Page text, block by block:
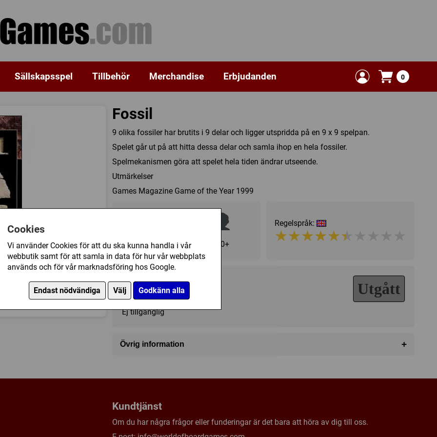
Cookies
Vi använder Cookies för att du ska kunna handla i vår
webbutik samt för att samla in data för hur vår webbplats
används och för vår marknadsföring hos Google.
Endast nödvändiga Välj Godkänn alla
Sällskapsspel Tillbehör Merchandise Erbjudanden 0
Fossil
9 olika fossiler har brutits i 9 delar och ligger utspridda på en 9 x 9 spelpan.
Spelet går ut på att hitta dessa delar och samla ihop en hela fossiler.
Spelmekanismen göra att spelet hela tiden ändrar utseende.
Utmärkelser
Games Magazine Game of the Year 1999
2 - 6 30 - 60 (min) 10+
Regelspråk:
★★★★★★★★★★
★★★★★★★★★★
99 kr Utgått
Ej tillgänglig
Övrig information +
Länkar: BoardGameGeek
Försälj. rank:8932/18139
Kundtjänst
Om du har några frågor eller funderingar är det bara att höra av dig till oss.